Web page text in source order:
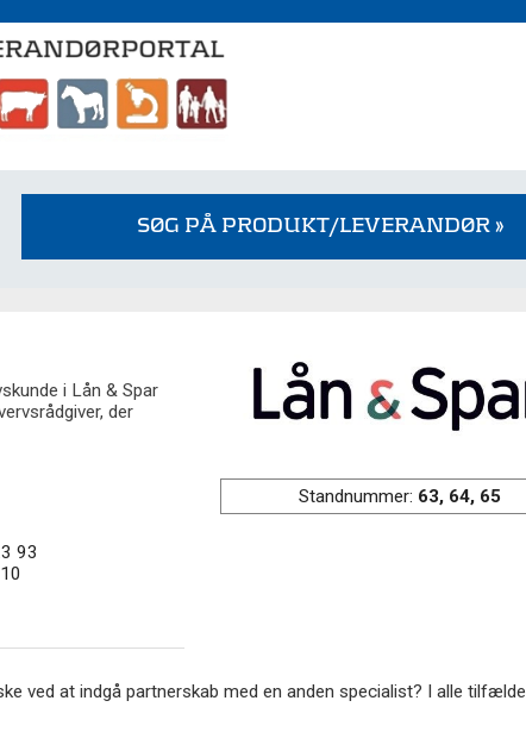
SØG PÅ PRODUKT/LEVERANDØR »
i Lån & Spar
der
93
Standnummer: 63, 64, 65
ved at indgå partnerskab med en anden specialist? I alle tilfælde